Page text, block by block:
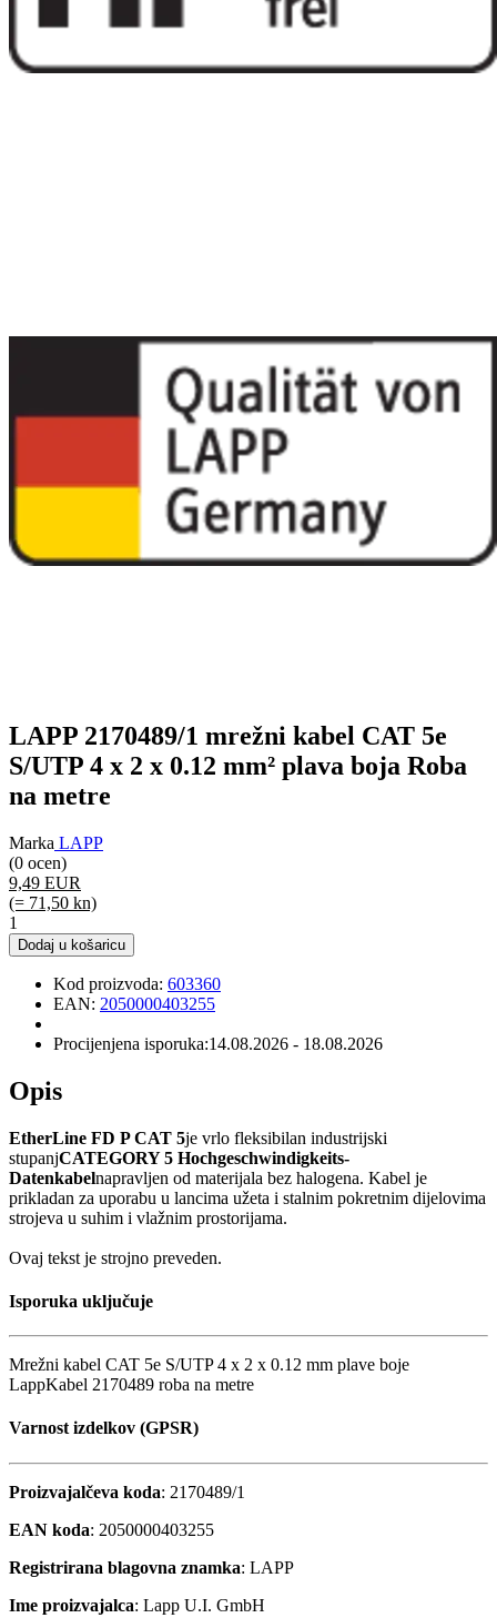
LAPP 2170489/1 mrežni kabel CAT 5e
S/UTP 4 x 2 x 0.12 mm² plava boja Roba
na metre
Marka LAPP
(0 ocen)
9,49 EUR
(= 71,50 kn)
1
Dodaj u košaricu
Kod proizvoda: 603360
EAN: 2050000403255
Procijenjena isporuka:14.08.2026 - 18.08.2026
Opis
EtherLine FD P CAT 5je vrlo fleksibilan industrijski
stupanjCATEGORY 5 Hochgeschwindigkeits-
Datenkabelnapravljen od materijala bez halogena. Kabel je
prikladan za uporabu u lancima užeta i stalnim pokretnim dijelovima
strojeva u suhim i vlažnim prostorijama.
Ovaj tekst je strojno preveden.
Isporuka uključuje
Mrežni kabel CAT 5e S/UTP 4 x 2 x 0.12 mm plave boje
LappKabel 2170489 roba na metre
Varnost izdelkov (GPSR)
Proizvajalčeva koda: 2170489/1
EAN koda: 2050000403255
Registrirana blagovna znamka: LAPP
Ime proizvajalca: Lapp U.I. GmbH